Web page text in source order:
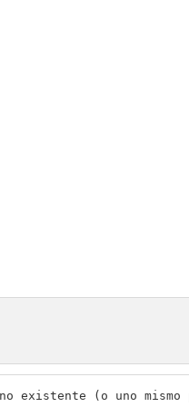
(o uno mismo